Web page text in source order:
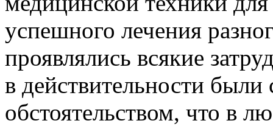
успешного лечения
проявлялись всякие
в действительности
обстоятельством, что в